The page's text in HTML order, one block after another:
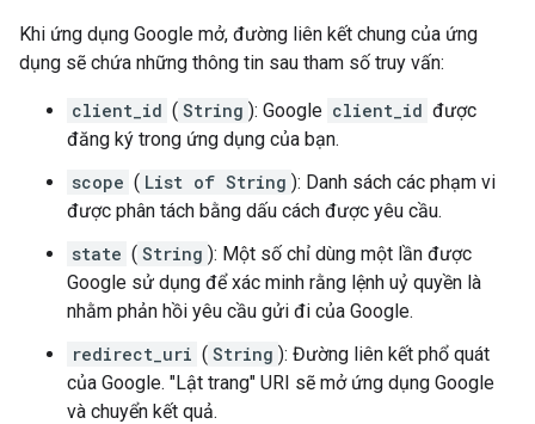
Khi ứng dụng Google mở, đường liên kết chung của ứng
dụng sẽ chứa những thông tin sau tham số truy vấn:
client_id ( String ): Google client_id được
đăng ký trong ứng dụng của bạn.
scope ( List of String ): Danh sách các phạm vi
được phân tách bằng dấu cách được yêu cầu.
state ( String ): Một số chỉ dùng một lần được
Google sử dụng để xác minh rằng lệnh uỷ quyền là
nhằm phản hồi yêu cầu gửi đi của Google.
redirect_uri ( String ): Đường liên kết phổ quát
của Google. "Lật trang" URI sẽ mở ứng dụng Google
và chuyển kết quả.